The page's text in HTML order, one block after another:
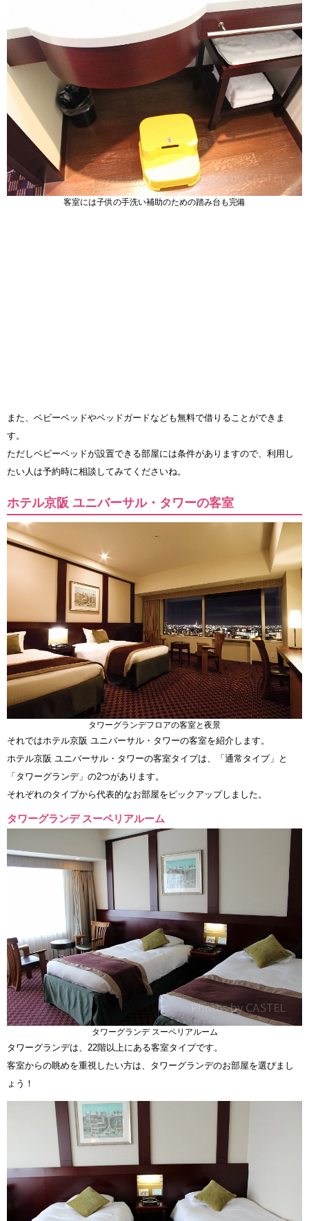
客室には子供の手洗い補助のための踏み台も完備
また、ベビーベッドやベッドガードなども無料で借りることができま
す。
ただしベビーベッドが設置できる部屋には条件がありますので、利用し
たい人は予約時に相談してみてくださいね。
ホテル京阪 ユニバーサル・タワーの客室
タワーグランデフロアの客室と夜景
それではホテル京阪 ユニバーサル・タワーの客室を紹介します。
ホテル京阪 ユニバーサル・タワーの客室タイプは、「通常タイプ」と
「タワーグランデ」の2つがあります。
それぞれのタイプから代表的なお部屋をピックアップしました。
タワーグランデ スーペリアルーム
タワーグランデ スーペリアルーム
タワーグランデは、22階以上にある客室タイプです。
客室からの眺めを重視したい方は、タワーグランデのお部屋を選びまし
ょう！